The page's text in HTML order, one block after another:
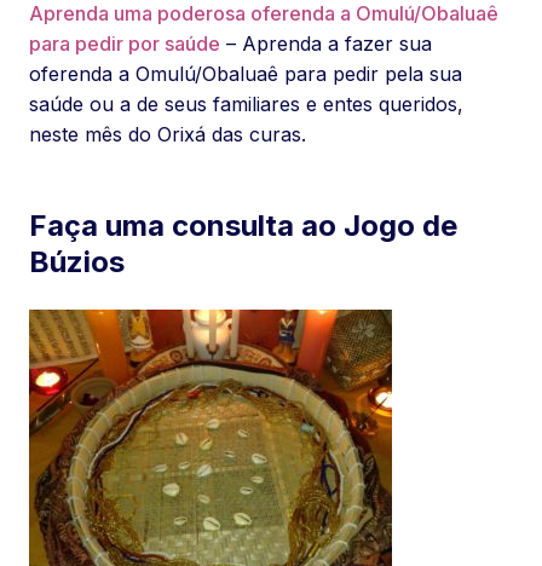
Aprenda uma poderosa oferenda a Omulú/Obaluaê
para pedir por saúde – Aprenda a fazer sua
oferenda a Omulú/Obaluaê para pedir pela sua
saúde ou a de seus familiares e entes queridos,
neste mês do Orixá das curas.
Faça uma consulta ao Jogo de
Búzios